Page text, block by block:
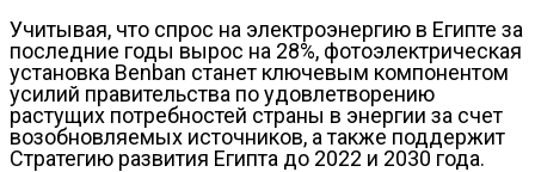
Учитывая, что спрос на электроэнергию в Египте за
последние годы вырос на 28%, фотоэлектрическая
установка Benban станет ключевым компонентом
усилий правительства по удовлетворению
растущих потребностей страны в энергии за счет
возобновляемых источников, а также поддержит
Стратегию развития Египта до 2022 и 2030 года.